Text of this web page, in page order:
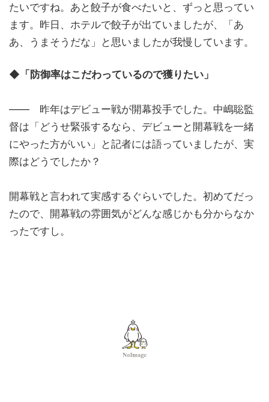
たいですね。あと餃子が食べたいと、ずっと思ってい
ます。昨日、ホテルで餃子が出ていましたが、「あ
あ、うまそうだな」と思いましたが我慢しています。
◆「防御率はこだわっているので獲りたい」
―― 昨年はデビュー戦が開幕投手でした。中嶋聡監
督は「どうせ緊張するなら、デビューと開幕戦を一緒
にやった方がいい」と記者には語っていましたが、実
際はどうでしたか？
開幕戦と言われて実感するぐらいでした。初めてだっ
たので、開幕戦の雰囲気がどんな感じかも分からなか
ったですし。